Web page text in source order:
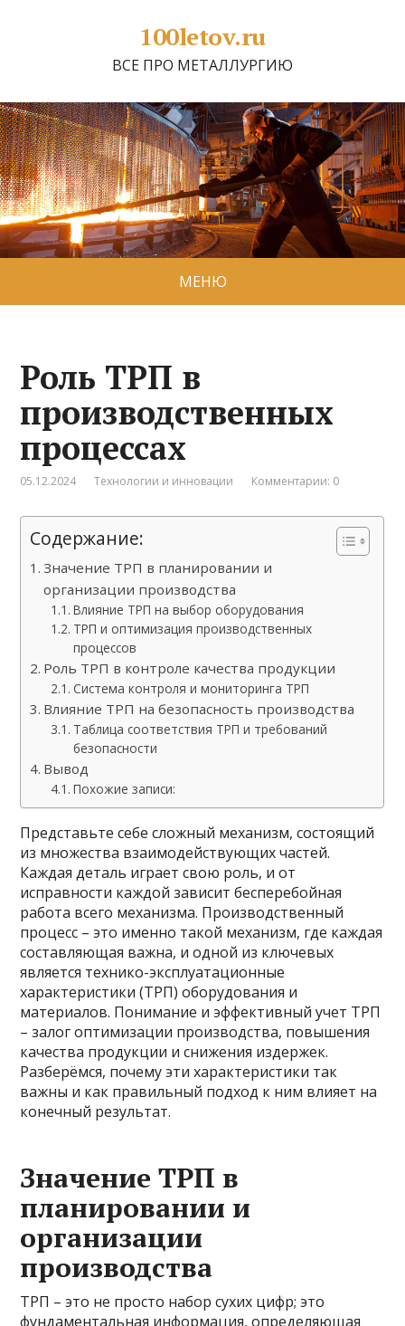
100letov.ru
ВСЕ ПРО МЕТАЛЛУРГИЮ
МЕНЮ
Роль ТРП в
производственных
процессах
05.12.2024 Технологии и инновации Комментарии: 0
Содержание:
Значение ТРП в планировании и
организации производства
Влияние ТРП на выбор оборудования
ТРП и оптимизация производственных
процессов
Роль ТРП в контроле качества продукции
Система контроля и мониторинга ТРП
Влияние ТРП на безопасность производства
Таблица соответствия ТРП и требований
безопасности
Вывод
Похожие записи:
Представьте себе сложный механизм, состоящий
из множества взаимодействующих частей.
Каждая деталь играет свою роль, и от
исправности каждой зависит бесперебойная
работа всего механизма. Производственный
процесс – это именно такой механизм, где каждая
составляющая важна, и одной из ключевых
является технико-эксплуатационные
характеристики (ТРП) оборудования и
материалов. Понимание и эффективный учет ТРП
– залог оптимизации производства, повышения
качества продукции и снижения издержек.
Разберёмся, почему эти характеристики так
важны и как правильный подход к ним влияет на
конечный результат.
Значение ТРП в
планировании и
организации
производства
ТРП – это не просто набор сухих цифр; это
фундаментальная информация, определяющая